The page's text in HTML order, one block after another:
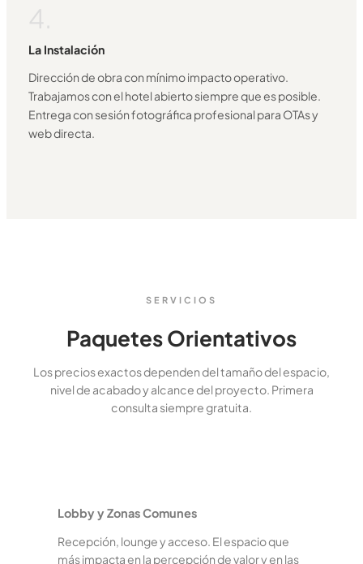
4.
La Instalación
Dirección de obra con mínimo impacto operativo.
Trabajamos con el hotel abierto siempre que es posible.
Entrega con sesión fotográfica profesional para OTAs y
web directa.
SERVICIOS
Paquetes Orientativos
Los precios exactos dependen del tamaño del espacio,
nivel de acabado y alcance del proyecto. Primera
consulta siempre gratuita.
Lobby y Zonas Comunes
Recepción, lounge y acceso. El espacio que
más impacta en la percepción de valor y en las